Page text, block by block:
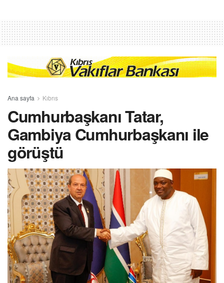
Ana sayfa Kıbrıs
Cumhurbaşkanı Tatar,
Gambiya Cumhurbaşkanı ile
görüştü